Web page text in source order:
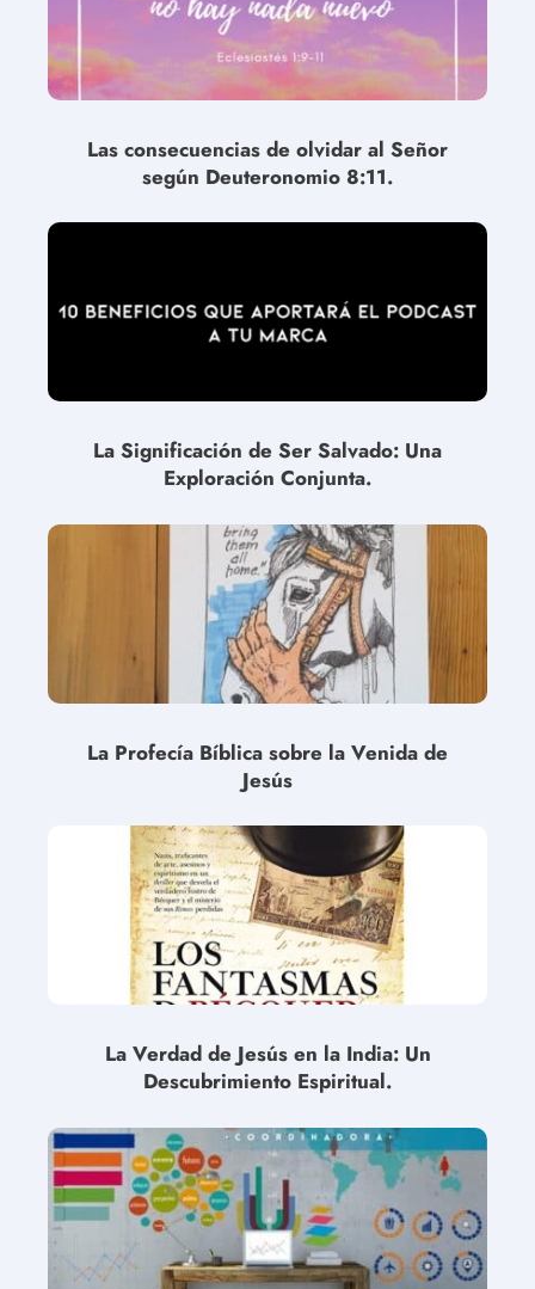
Las consecuencias de olvidar al Señor
según Deuteronomio 8:11.
La Significación de Ser Salvado: Una
Exploración Conjunta.
La Profecía Bíblica sobre la Venida de
Jesús
La Verdad de Jesús en la India: Un
Descubrimiento Espiritual.